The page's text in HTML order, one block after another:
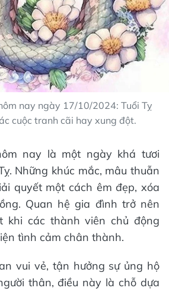
nay ngày 17/10/2024: Tuổi Tỵ
cuộc tranh cãi hay xung đột.
nay là một ngày khá tươi
Những khúc mắc, mâu thuẫn
quyết một cách êm đẹp, xóa
Quan hệ gia đình trở nên
khi các thành viên chủ động
tình cảm chân thành.
vui vẻ, tận hưởng sự ủng hộ
thân, điều này là chỗ dựa